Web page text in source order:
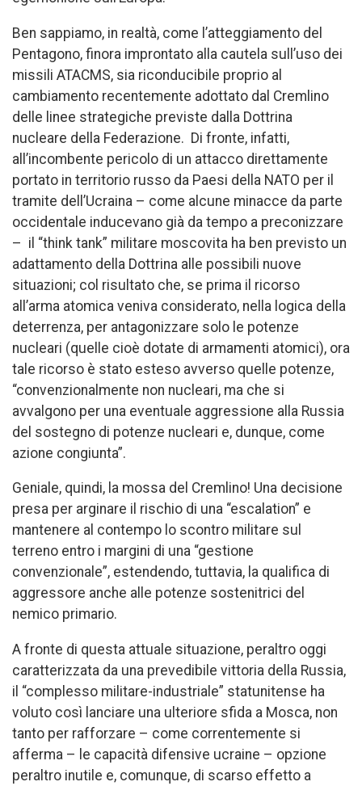
Ben sappiamo, in realtà, come l’atteggiamento del
Pentagono, finora improntato alla cautela sull’uso dei
missili ATACMS, sia riconducibile proprio al
cambiamento recentemente adottato dal Cremlino
delle linee strategiche previste dalla Dottrina
nucleare della Federazione. Di fronte, infatti,
all’incombente pericolo di un attacco direttamente
portato in territorio russo da Paesi della NATO per il
tramite dell’Ucraina – come alcune minacce da parte
occidentale inducevano già da tempo a preconizzare
– il “think tank” militare moscovita ha ben previsto un
adattamento della Dottrina alle possibili nuove
situazioni; col risultato che, se prima il ricorso
all’arma atomica veniva considerato, nella logica della
deterrenza, per antagonizzare solo le potenze
nucleari (quelle cioè dotate di armamenti atomici), ora
tale ricorso è stato esteso avverso quelle potenze,
“convenzionalmente non nucleari, ma che si
avvalgono per una eventuale aggressione alla Russia
del sostegno di potenze nucleari e, dunque, come
azione congiunta”.
Geniale, quindi, la mossa del Cremlino! Una decisione
presa per arginare il rischio di una “escalation” e
mantenere al contempo lo scontro militare sul
terreno entro i margini di una “gestione
convenzionale”, estendendo, tuttavia, la qualifica di
aggressore anche alle potenze sostenitrici del
nemico primario.
A fronte di questa attuale situazione, peraltro oggi
caratterizzata da una prevedibile vittoria della Russia,
il “complesso militare-industriale” statunitense ha
voluto così lanciare una ulteriore sfida a Mosca, non
tanto per rafforzare – come correntemente si
afferma – le capacità difensive ucraine – opzione
peraltro inutile e, comunque, di scarso effetto a